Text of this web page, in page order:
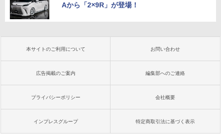
Aから「2×9R」が登場！
本サイトのご利用について お問い合わせ
広告掲載のご案内 編集部へのご連絡
プライバシーポリシー 会社概要
インプレスグループ 特定商取引法に基づく表示